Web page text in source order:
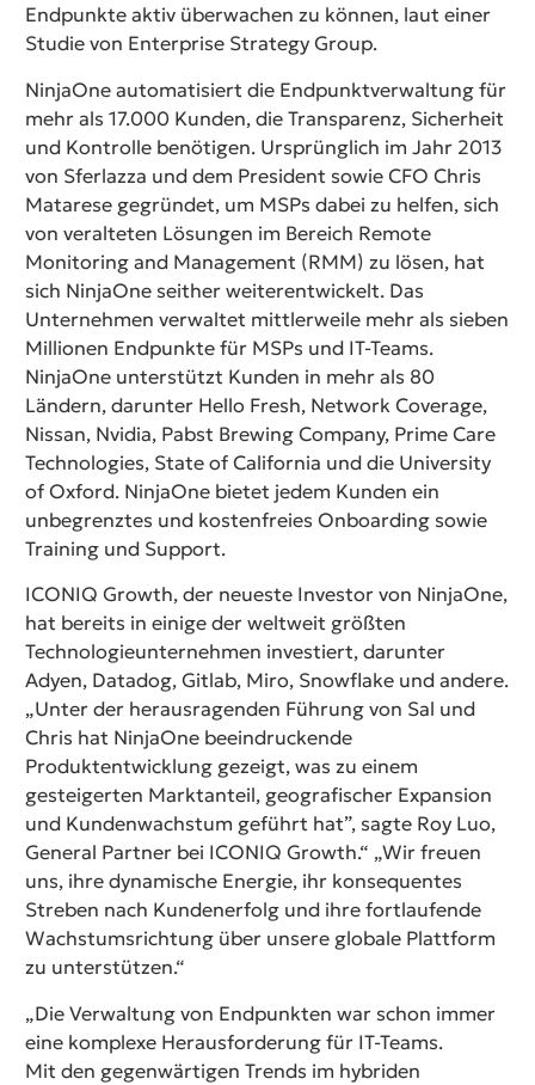
Endpunkte aktiv überwachen zu können, laut einer
Studie von Enterprise Strategy Group.
NinjaOne automatisiert die Endpunktverwaltung für
mehr als 17.000 Kunden, die Transparenz, Sicherheit
und Kontrolle benötigen. Ursprünglich im Jahr 2013
von Sferlazza und dem President sowie CFO Chris
Matarese gegründet, um MSPs dabei zu helfen, sich
von veralteten Lösungen im Bereich Remote
Monitoring and Management (RMM) zu lösen, hat
sich NinjaOne seither weiterentwickelt. Das
Unternehmen verwaltet mittlerweile mehr als sieben
Millionen Endpunkte für MSPs und IT-Teams.
NinjaOne unterstützt Kunden in mehr als 80
Ländern, darunter Hello Fresh, Network Coverage,
Nissan, Nvidia, Pabst Brewing Company, Prime Care
Technologies, State of California und die University
of Oxford. NinjaOne bietet jedem Kunden ein
unbegrenztes und kostenfreies Onboarding sowie
Training und Support.
ICONIQ Growth, der neueste Investor von NinjaOne,
hat bereits in einige der weltweit größten
Technologieunternehmen investiert, darunter
Adyen, Datadog, Gitlab, Miro, Snowflake und andere.
„Unter der herausragenden Führung von Sal und
Chris hat NinjaOne beeindruckende
Produktentwicklung gezeigt, was zu einem
gesteigerten Marktanteil, geografischer Expansion
und Kundenwachstum geführt hat”, sagte Roy Luo,
General Partner bei ICONIQ Growth.“ „Wir freuen
uns, ihre dynamische Energie, ihr konsequentes
Streben nach Kundenerfolg und ihre fortlaufende
Wachstumsrichtung über unsere globale Plattform
zu unterstützen.“
„Die Verwaltung von Endpunkten war schon immer
eine komplexe Herausforderung für IT-Teams.
Mit den gegenwärtigen Trends im hybriden